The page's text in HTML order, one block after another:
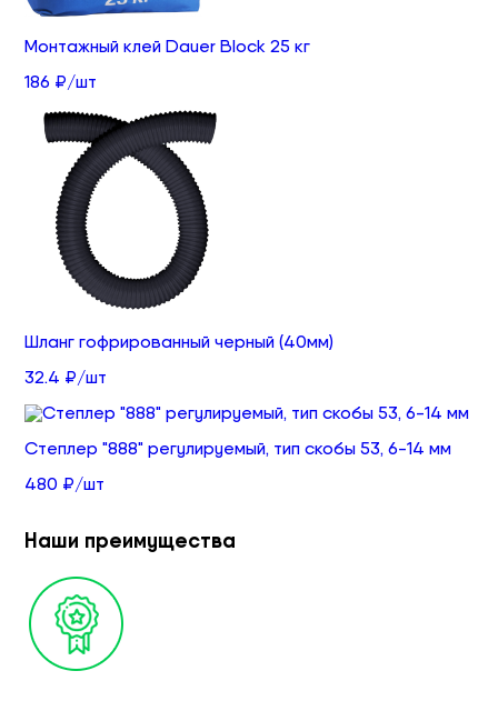
Монтажный клей Dauer Block 25 кг
186 ₽/шт
Шланг гофрированный черный (40мм)
32.4 ₽/шт
Степлер "888" регулируемый, тип скобы 53, 6-14 мм
480 ₽/шт
Наши преимущества